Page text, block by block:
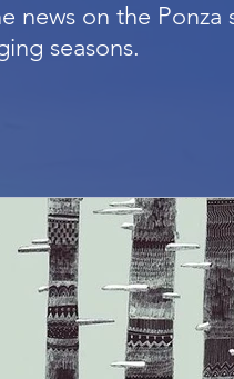
news on the
seasons.